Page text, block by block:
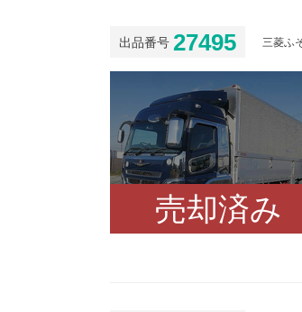
出品番号 27495 三菱ふ
売却済み